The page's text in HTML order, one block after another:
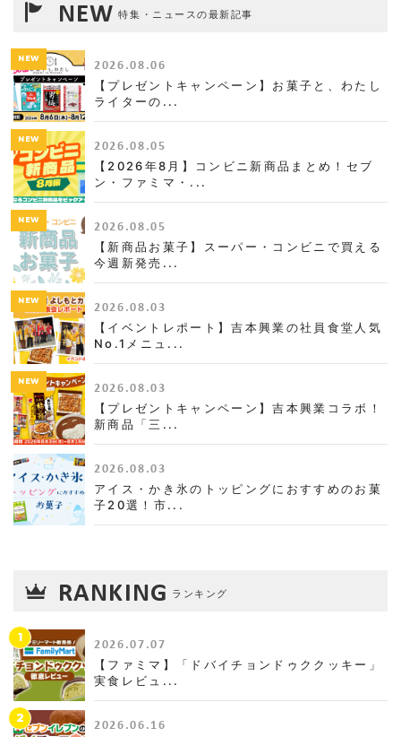
NEW 特集・ニュースの最新記事
NEW 2026.08.06
【プレゼントキャンペーン】お菓子と、わたし
ライターの...
NEW 2026.08.05
【2026年8月】コンビニ新商品まとめ！セブ
ン・ファミマ・...
NEW 2026.08.05
【新商品お菓子】スーパー・コンビニで買える
今週新発売...
NEW 2026.08.03
【イベントレポート】吉本興業の社員食堂人気
No.1メニュ...
NEW 2026.08.03
【プレゼントキャンペーン】吉本興業コラボ！
新商品「三...
2026.08.03
アイス・かき氷のトッピングにおすすめのお菓
子20選！市...
RANKING ランキング
1 2026.07.07
【ファミマ】「ドバイチョンドゥククッキー」
実食レビュ...
2 2026.06.16